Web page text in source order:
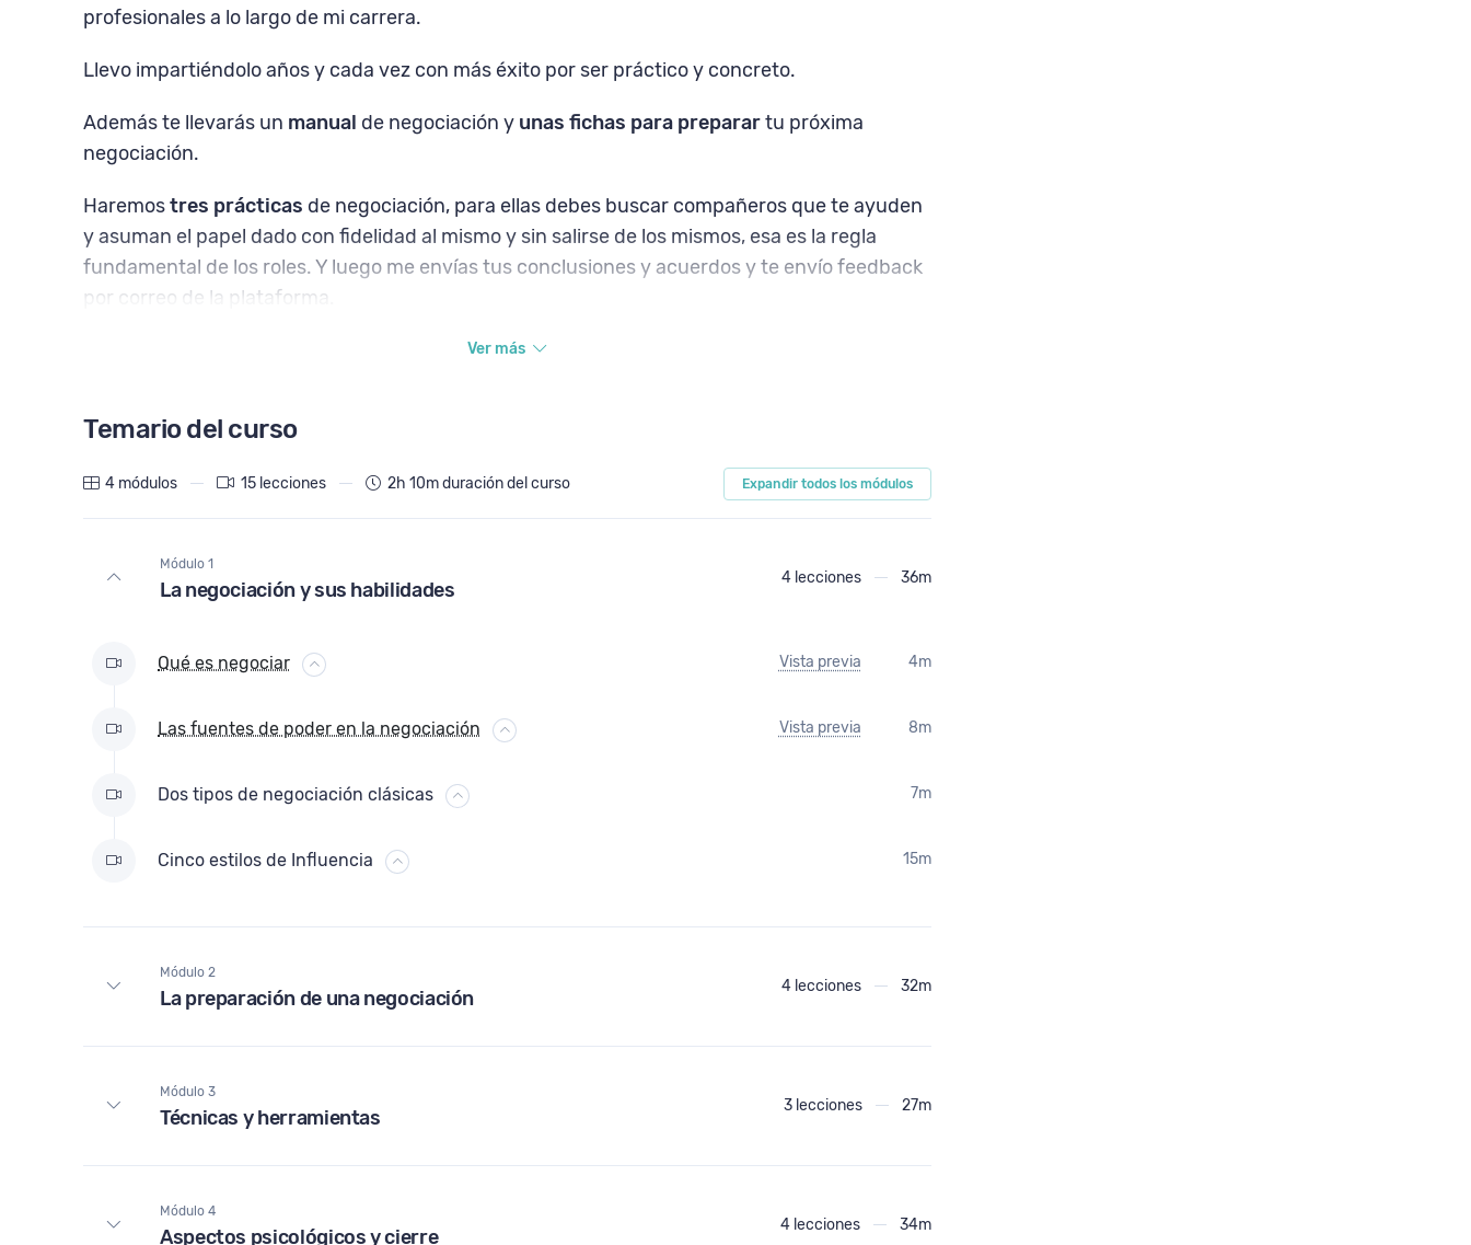
profesionales a lo largo de mi carrera.
Llevo impartiéndolo años y cada vez con más éxito por ser práctico y concreto.
Además te llevarás un manual de negociación y unas fichas para preparartu próxima
negociación.
Haremostres prácticas de negociación, para ellas debes buscar compañeros que te ayuden
y asuman el papel dado con fidelidad al mismo y sin salirse de los mismos, esa es la regla
fundamental de los roles. Y luego me envías tus conclusiones y acuerdos y te envío feedback
por correo de la plataforma.
a entrar con ganas y verás la cantidad de cosas que puedes sacar en claro a nivel
Ver más
Temario del curso
4 módulos 15 lecciones 2h 10m duración del curso Expandir todos los módulos
Módulo 1
La negociación y sus habilidades 4 lecciones 36m
Qué es negociar Vista previa 4m
Las fuentes de poder en la negociación Vista previa 8m
Dos tipos de negociación clásicas 7m
Cinco estilos de Influencia 15m
Módulo 2
La preparación de una negociación 4 lecciones 32m
Módulo 3
Técnicas y herramientas 3 lecciones 27m
Módulo 4
Aspectos psicológicos y cierre 4 lecciones 34m